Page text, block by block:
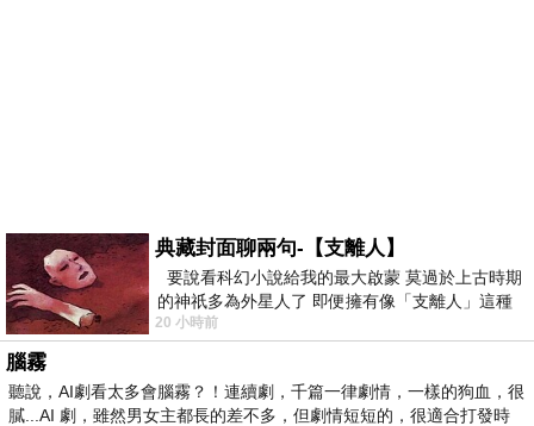
典藏封面聊兩句-【支離人】
要說看科幻小說給我的最大啟蒙 莫過於上古時期
的神祇多為外星人了 即便擁有像「支離人」這種
驚世駭俗的神通法門 也未必讀
20 小時前
腦霧
聽說，AI劇看太多會腦霧？！連續劇，千篇一律劇情，一樣的狗血，很
膩...AI 劇，雖然男女主都長的差不多，但劇情短短的，很適合打發時